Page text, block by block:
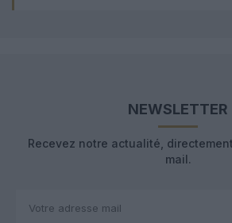
NEWSLETTER
Recevez notre actualité,
mail.